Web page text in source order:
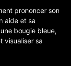
prononcer son
aide et sa
bougie bleue,
visualiser sa